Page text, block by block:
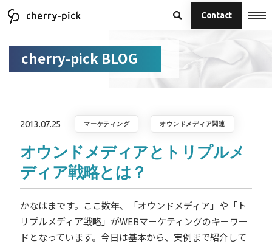
Contact
cherry-pick BLOG
2013.07.25 マーケティング オウンドメディア関連
オウンドメディアとトリプルメ
ディア戦略とは？
かなはまです。ここ数年、「オウンドメディア」や「ト
リプルメディア戦略」がWEBマーケティングのキーワー
ドとなっています。今日は基本から、実例まで紹介して